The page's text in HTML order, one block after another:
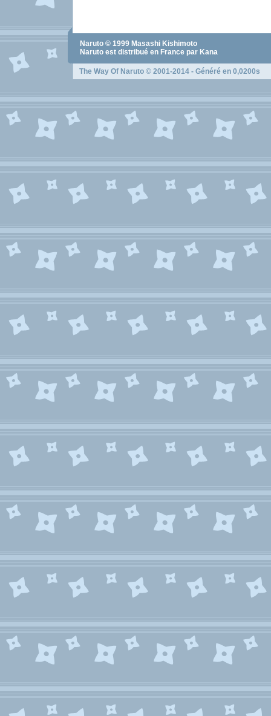
Naruto © 1999 Masashi Kishimoto
Naruto est distribué en France par Kana
The Way Of Naruto © 2001-2014 - Généré en 0,0200s